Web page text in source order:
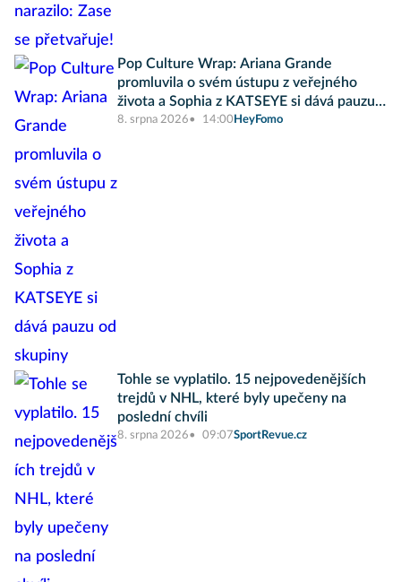
Pop Culture Wrap: Ariana Grande
promluvila o svém ústupu z veřejného
života a Sophia z KATSEYE si dává pauzu
od skupiny
8. srpna 2026 14:00 HeyFomo
Tohle se vyplatilo. 15 nejpovedenějších
trejdů v NHL, které byly upečeny na
poslední chvíli
8. srpna 2026 09:07SportRevue.cz